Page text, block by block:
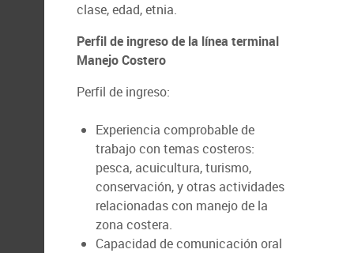
clase, edad, etnia.
Perfil de ingreso de la línea terminal
Manejo Costero
Perfil de ingreso:
Experiencia comprobable de
trabajo con temas costeros:
pesca, acuicultura, turismo,
conservación, y otras actividades
relacionadas con manejo de la
zona costera.
Capacidad de comunicación oral